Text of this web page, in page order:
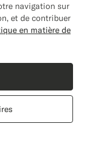
€279
Close
?
les
navigation sur
et de contribuer
en matière de